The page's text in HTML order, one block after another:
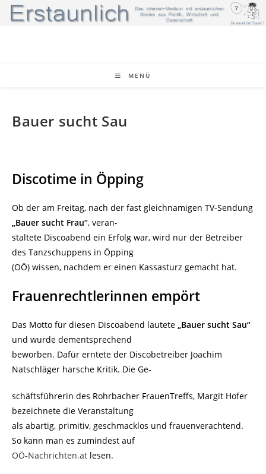
Zum
Inhalt
MENÜ
Bauer sucht Sau
Discotime in Öpping
Ob der am Freitag, nach der fast gleichnamigen TV-Sendung
„Bauer sucht Frau“, veran-
staltete Discoabend ein Erfolg war, wird nur der Betreiber
des Tanzschuppens in Öpping
(OÖ) wissen, nachdem er einen Kassasturz gemacht hat.
Frauenrechtlerinnen empört
Das Motto für diesen Discoabend lautete „Bauer sucht Sau“
und wurde dementsprechend
beworben. Dafür erntete der Discobetreiber Joachim
Natschläger harsche Kritik. Die Ge-
schäftsführerin des Rohrbacher FrauenTreffs, Margit Hofer
bezeichnete die Veranstaltung
als abartig, primitiv, geschmacklos und frauenverachtend.
So kann man es zumindest auf
OÖ-Nachrichten.at lesen.